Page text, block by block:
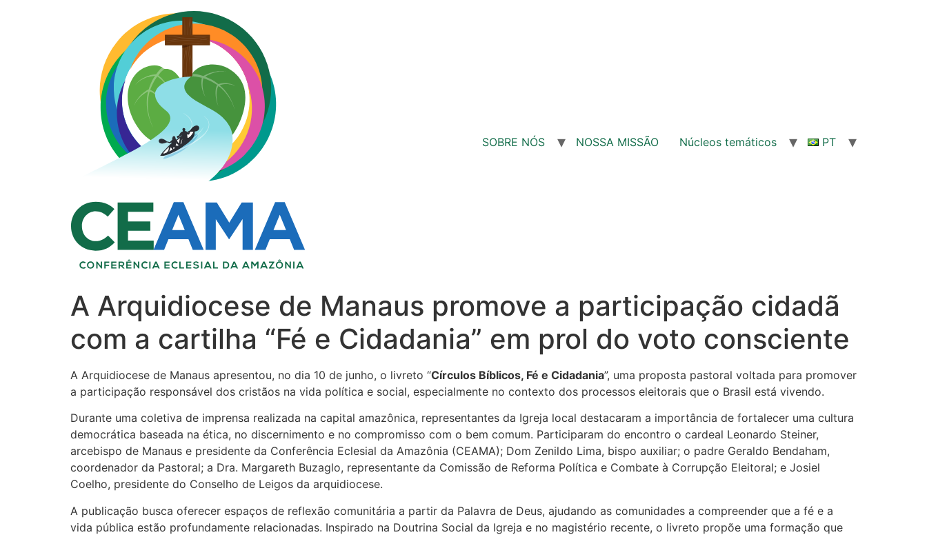
SOBRE NÓS NOSSA MISSÃO Núcleos temáticos PT
A Arquidiocese de Manaus promove a participação cidadã
com a cartilha “Fé e Cidadania” em prol do voto consciente
A Arquidiocese de Manaus apresentou, no dia 10 de junho, o livreto “Círculos Bíblicos, Fé e Cidadania”, uma proposta pastoral voltada para promover
a participação responsável dos cristãos na vida política e social, especialmente no contexto dos processos eleitorais que o Brasil está vivendo.
Durante uma coletiva de imprensa realizada na capital amazônica, representantes da Igreja local destacaram a importância de fortalecer uma cultura
democrática baseada na ética, no discernimento e no compromisso com o bem comum. Participaram do encontro o cardeal Leonardo Steiner,
arcebispo de Manaus e presidente da Conferência Eclesial da Amazônia (CEAMA); Dom Zenildo Lima, bispo auxiliar; o padre Geraldo Bendaham,
coordenador da Pastoral; a Dra. Margareth Buzaglo, representante da Comissão de Reforma Política e Combate à Corrupção Eleitoral; e Josiel
Coelho, presidente do Conselho de Leigos da arquidiocese.
A publicação busca oferecer espaços de reflexão comunitária a partir da Palavra de Deus, ajudando as comunidades a compreender que a fé e a
vida pública estão profundamente relacionadas. Inspirado na Doutrina Social da Igreja e no magistério recente, o livreto propõe uma formação que